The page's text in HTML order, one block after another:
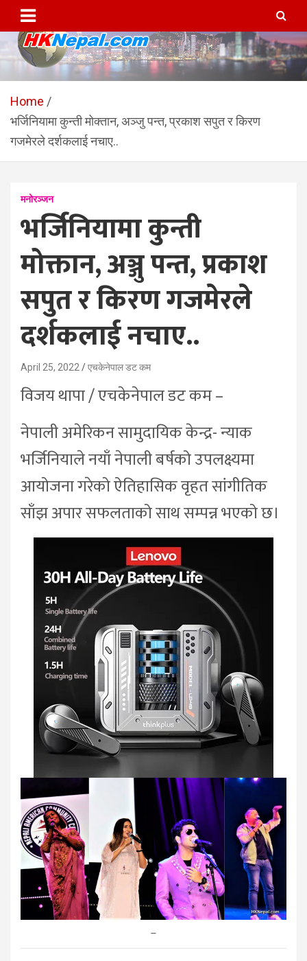
content
HKNepal.com – हङकङबाट
सञ्चालित पहिलो नेपाली अनलाईन
पत्रिका
hknepal, hknepal.com, hk nepal, hk nepal com
Home
भर्जिनियामा कुन्ती मोक्तान, अञ्जु पन्त, प्रकाश सपुत र किरण
गजमेरले दर्शकलाई नचाए..
मनोरञ्जन
भर्जिनियामा कुन्ती
मोक्तान, अञ्जु पन्त, प्रकाश
सपुत र किरण गजमेरले
दर्शकलाई नचाए..
April 25, 2022 एचकेनेपाल डट कम
विजय थापा / एचकेनेपाल डट कम –
नेपाली अमेरिकन सामुदायिक केन्द्र- न्याक
भर्जिनियाले नयाँ नेपाली बर्षको उपलक्ष्यमा
आयोजना गरेको ऐतिहासिक वृहत सांगीतिक
साँझ अपार सफलताको साथ सम्पन्न भएको छ।
–